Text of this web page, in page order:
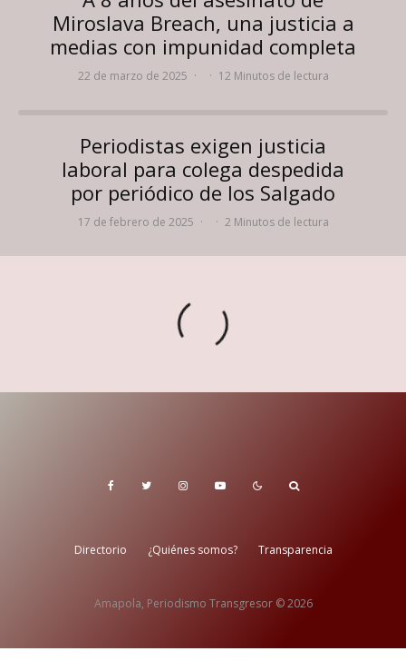
Miroslava Breach, una justicia a
medias con impunidad completa
22 de marzo de 2025 · · 12 Minutos de lectura
Periodistas exigen justicia
laboral para colega despedida
por periódico de los Salgado
17 de febrero de 2025 · · 2 Minutos de lectura
Directorio ¿Quiénes somos? Transparencia
Amapola, Periodismo Transgresor © 2026